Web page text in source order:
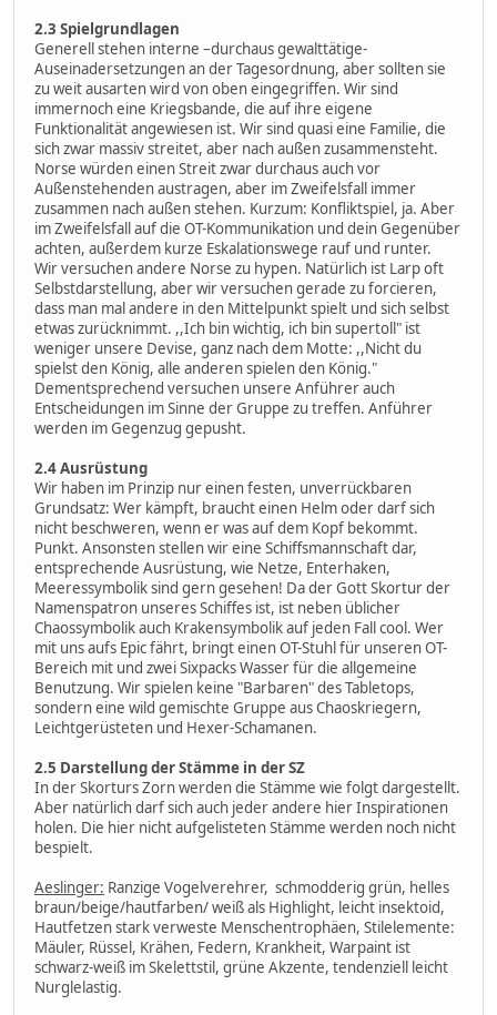
2.3 Spielgrundlagen
Generell stehen interne –durchaus gewalttätige-
Auseinadersetzungen an der Tagesordnung, aber sollten sie
zu weit ausarten wird von oben eingegriffen. Wir sind
immernoch eine Kriegsbande, die auf ihre eigene
Funktionalität angewiesen ist. Wir sind quasi eine Familie, die
sich zwar massiv streitet, aber nach außen zusammensteht.
Norse würden einen Streit zwar durchaus auch vor
Außenstehenden austragen, aber im Zweifelsfall immer
zusammen nach außen stehen. Kurzum: Konfliktspiel, ja. Aber
im Zweifelsfall auf die OT-Kommunikation und dein Gegenüber
achten, außerdem kurze Eskalationswege rauf und runter.
Wir versuchen andere Norse zu hypen. Natürlich ist Larp oft
Selbstdarstellung, aber wir versuchen gerade zu forcieren,
dass man mal andere in den Mittelpunkt spielt und sich selbst
etwas zurücknimmt. ,,Ich bin wichtig, ich bin supertoll" ist
weniger unsere Devise, ganz nach dem Motte: ,,Nicht du
spielst den König, alle anderen spielen den König."
Dementsprechend versuchen unsere Anführer auch
Entscheidungen im Sinne der Gruppe zu treffen. Anführer
werden im Gegenzug gepusht.
2.4 Ausrüstung
Wir haben im Prinzip nur einen festen, unverrückbaren
Grundsatz: Wer kämpft, braucht einen Helm oder darf sich
nicht beschweren, wenn er was auf dem Kopf bekommt.
Punkt. Ansonsten stellen wir eine Schiffsmannschaft dar,
entsprechende Ausrüstung, wie Netze, Enterhaken,
Meeressymbolik sind gern gesehen! Da der Gott Skortur der
Namenspatron unseres Schiffes ist, ist neben üblicher
Chaossymbolik auch Krakensymbolik auf jeden Fall cool. Wer
mit uns aufs Epic fährt, bringt einen OT-Stuhl für unseren OT-
Bereich mit und zwei Sixpacks Wasser für die allgemeine
Benutzung. Wir spielen keine "Barbaren" des Tabletops,
sondern eine wild gemischte Gruppe aus Chaoskriegern,
Leichtgerüsteten und Hexer-Schamanen.
2.5 Darstellung der Stämme in der SZ
In der Skorturs Zorn werden die Stämme wie folgt dargestellt.
Aber natürlich darf sich auch jeder andere hier Inspirationen
holen. Die hier nicht aufgelisteten Stämme werden noch nicht
bespielt.
Aeslinger: Ranzige Vogelverehrer, schmodderig grün, helles
braun/beige/hautfarben/ weiß als Highlight, leicht insektoid,
Hautfetzen stark verweste Menschentrophäen, Stilelemente:
Mäuler, Rüssel, Krähen, Federn, Krankheit, Warpaint ist
schwarz-weiß im Skelettstil, grüne Akzente, tendenziell leicht
Nurglelastig.